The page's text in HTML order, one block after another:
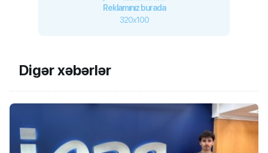
Reklamınız burada
320x100
Digər xəbərlər